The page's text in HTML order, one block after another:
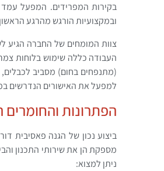
בקירות המפרידים. המפעל עמד
ובמקצועיות הורגש מהרגע
צוות המומחים של החברה הגיע
העבודה כללה שימוש בלוחות
(מתנפחים בחום) מסביב
למפעל את האישורים הנדרשים
הפתרונות
ביצוע נכון של הגנה פאסיבית
מספקת הן את שירותי התכנון
ניתן למצוא: